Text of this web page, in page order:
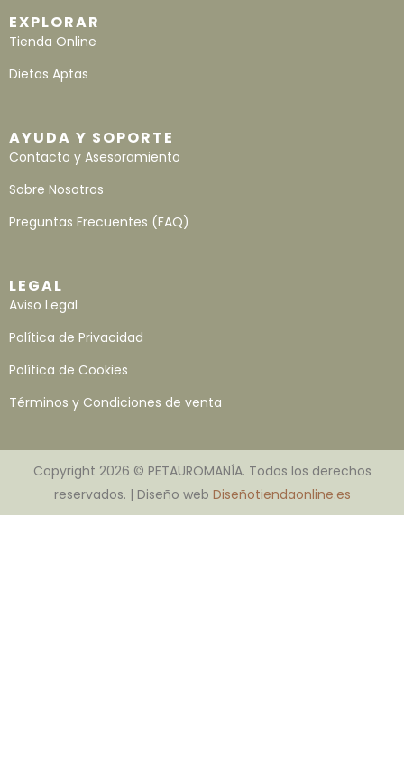
EXPLORAR
Tienda Online
Dietas Aptas
AYUDA Y SOPORTE
Contacto y Asesoramiento
Sobre Nosotros
Preguntas Frecuentes (FAQ)
LEGAL
Aviso Legal
Política de Privacidad
Política de Cookies
Términos y Condiciones de venta
Copyright 2026 © PETAUROMANÍA. Todos los derechos
reservados. | Diseño web Diseñotiendaonline.es